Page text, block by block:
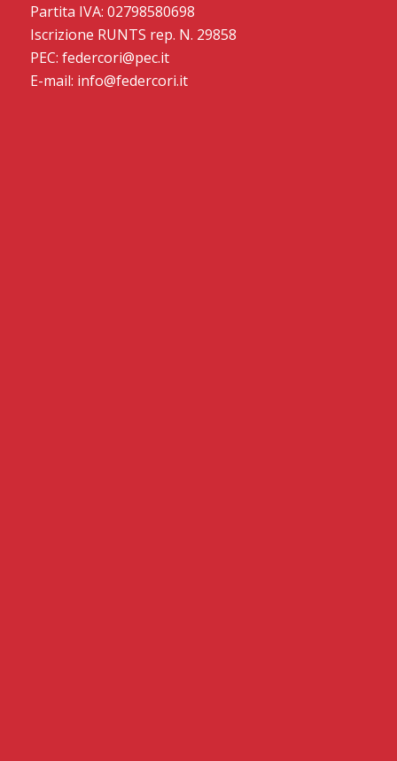
Partita IVA: 02798580698
Iscrizione RUNTS rep. N. 29858
PEC: federcori@pec.it
E-mail: info@federcori.it